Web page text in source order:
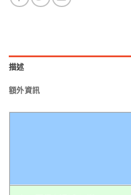
描述
額外資訊